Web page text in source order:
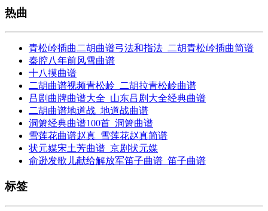
热曲
青松岭插曲二胡曲谱弓法和指法_二胡青松岭插曲简谱
秦腔八年前风雪曲谱
十八摸曲谱
二胡曲谱视频青松岭_二胡拉青松岭曲谱
吕剧曲牌曲谱大全_山东吕剧大全经典曲谱
二胡曲谱地道战_地道战曲谱
洞箫经典曲谱100首_洞箫曲谱
雪莲花曲谱赵真_雪莲花赵真简谱
状元媒宋土芳曲谱_京剧状元媒
俞逊发歌儿献给解放军笛子曲谱_笛子曲谱
标签